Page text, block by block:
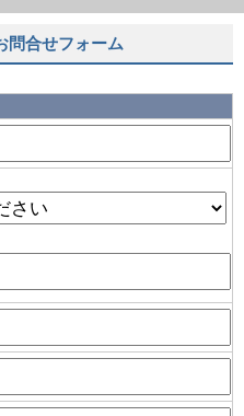
問合せフォーム